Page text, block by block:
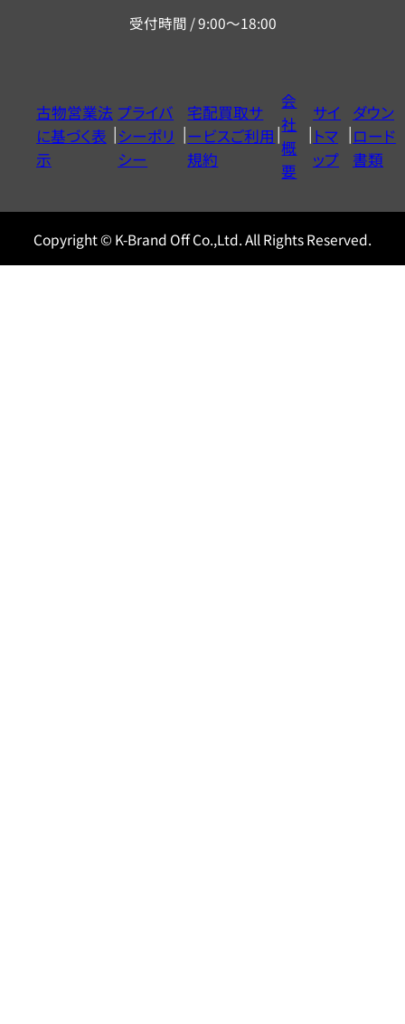
ー
ヤ
ル
0120604117
受付時間 / 9:00～18:00
古物営業法
に基づく表
示
プライバ
シーポリ
シー
宅配買取サ
ービスご利用
規約
会
社
概
要
サイ
トマ
ップ
ダウン
ロード
書類
Copyright © K-Brand Off Co.,Ltd. All Rights Reserved.